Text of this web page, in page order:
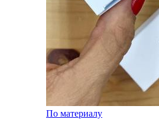
По материалу